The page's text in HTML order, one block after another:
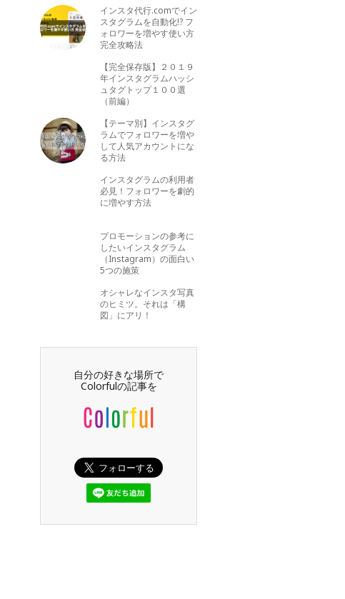
インスタ代行.comでイン
スタグラムを自動化!? フ
ォロワーを増やす使い方
完全攻略法
【完全保存版】２０１９
年インスタグラムハッシ
ュタグトップ１００選
（前編）
【テーマ別】インスタグ
ラムでフォロワーを増や
して人気アカウントにな
る方法
インスタグラムの利用者
必見！フォロワーを劇的
に増やす方法
プロモーションの参考に
したいインスタグラム
（Instagram）の面白い
5つの施策
オシャレなインスタ写真
のヒミツ。それは「構
図」にアリ！
自分の好きな場所で
Colorfulの記事を